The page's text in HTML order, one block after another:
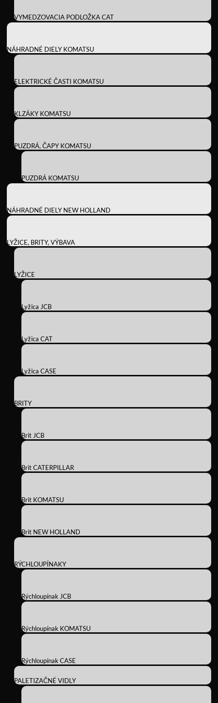
VYMEDZOVACIA PODLOŽKA CAT
NÁHRADNÉ DIELY KOMATSU
ELEKTRICKÉ ČASTI KOMATSU
KLZÁKY KOMATSU
PUZDRÁ, ČAPY KOMATSU
PUZDRÁ KOMATSU
NÁHRADNÉ DIELY NEW HOLLAND
LYŽICE, BRITY, VÝBAVA
LYŽICE
Lyžica JCB
Lyžica CAT
Lyžica CASE
BRITY
Brit JCB
Brit CATERPILLAR
Brit KOMATSU
Brit NEW HOLLAND
RÝCHLOUPÍNAKY
Rýchloupínak JCB
Rýchloupínak KOMATSU
Rýchloupínak CASE
PALETIZAČNÉ VIDLY